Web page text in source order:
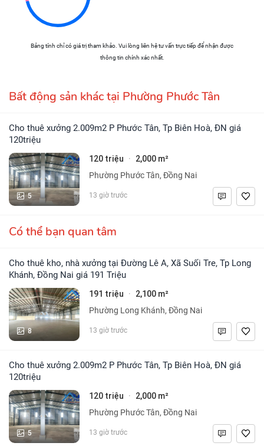
Bảng tính chỉ có giá trị tham khảo. Vui lòng liên hệ tư vấn trực tiếp để nhận được
thông tin chính xác nhất.
Bất động sản khác tại Phường Phước Tân
Cho thuê xưởng 2.009m2 P Phước Tân, Tp Biên Hoà, ĐN giá
120triệu
5
120 triệu · 2,000 m²
Phường Phước Tân, Đồng Nai
13 giờ trước
Có thể bạn quan tâm
Cho thuê kho, nhà xưởng tại Đường Lê A, Xã Suối Tre, Tp Long
Khánh, Đồng Nai giá 191 Triệu
8
191 triệu · 2,100 m²
Phường Long Khánh, Đồng Nai
13 giờ trước
Cho thuê xưởng 2.009m2 P Phước Tân, Tp Biên Hoà, ĐN giá
120triệu
5
120 triệu · 2,000 m²
Phường Phước Tân, Đồng Nai
13 giờ trước